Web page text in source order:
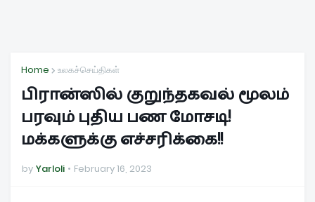
Home உலகச்செய்திகள்
பிரான்ஸில் குறுந்தகவல் மூலம்
பரவும் புதிய பண மோசடி!
மக்களுக்கு எச்சரிக்கை!!
by Yarloli February 16, 2023